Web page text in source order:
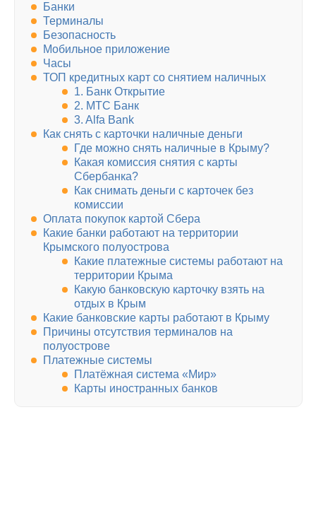
Банки
Терминалы
Безопасность
Мобильное приложение
Часы
ТОП кредитных карт со снятием наличных
1. Банк Открытие
2. МТС Банк
3. Alfa Bank
Как снять с карточки наличные деньги
Где можно снять наличные в Крыму?
Какая комиссия снятия с карты
Сбербанка?
Как снимать деньги с карточек без
комиссии
Оплата покупок картой Сбера
Какие банки работают на территории
Крымского полуострова
Какие платежные системы работают на
территории Крыма
Какую банковскую карточку взять на
отдых в Крым
Какие банковские карты работают в Крыму
Причины отсутствия терминалов на
полуострове
Платежные системы
Платёжная система «Мир»
Карты иностранных банков